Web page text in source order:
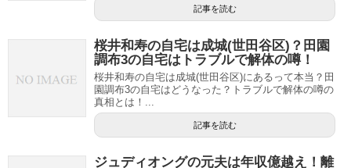
記事を読む
桜井和寿の自宅は成城(世田谷区)？田園
調布3の自宅はトラブルで解体の噂！
桜井和寿の自宅は成城(世田谷区)にあるって本当？田
園調布3の自宅はどうなった？トラブルで解体の噂の
真相とは！...
記事を読む
ジュディオングの元夫は年収億越え！離